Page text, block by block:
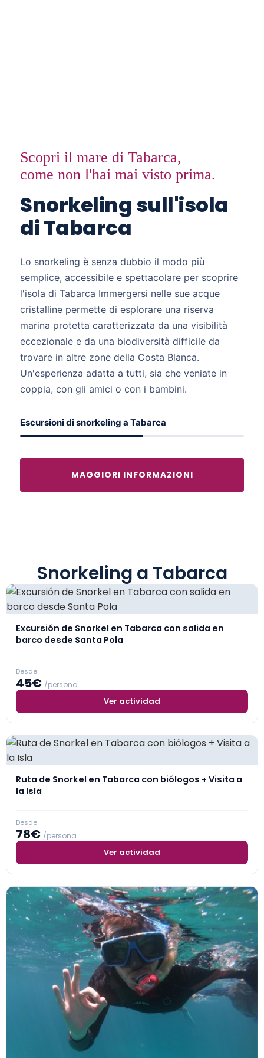
Scopri il mare di Tabarca,
come non l'hai mai visto prima.
Snorkeling sull'isola
di Tabarca
Lo snorkeling è senza dubbio il modo più
semplice, accessibile e spettacolare per scoprire
l'isola di Tabarca Immergersi nelle sue acque
cristalline permette di esplorare una riserva
marina protetta caratterizzata da una visibilità
eccezionale e da una biodiversità difficile da
trovare in altre zone della Costa Blanca.
Un'esperienza adatta a tutti, sia che veniate in
coppia, con gli amici o con i bambini.
Escursioni di snorkeling a Tabarca
MAGGIORI INFORMAZIONI
Snorkeling a Tabarca
Excursión de Snorkel en Tabarca con salida en
barco desde Santa Pola
Desde
45€ /persona
Ver actividad
Ruta de Snorkel en Tabarca con biólogos + Visita a
la Isla
Desde
78€ /persona
Ver actividad